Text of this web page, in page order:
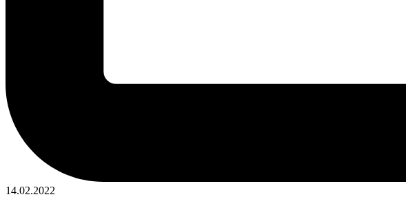
14.02.2022